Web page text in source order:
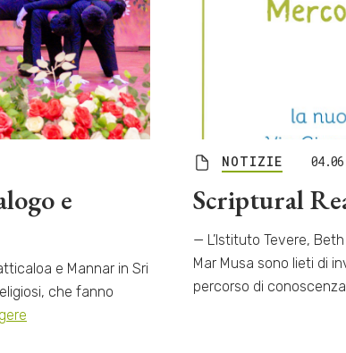
e
e Mannar in Sri
che fanno
NOTIZIE
Scriptural
— L’Istituto Tevere,
Mar Musa sono lieti di
percorso di